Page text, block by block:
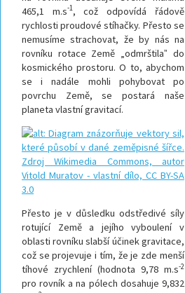
465,1 m.s-1, což odpovídá řádově
rychlosti proudové stíhačky. Přesto se
nemusíme strachovat, že by nás na
rovníku rotace Země „odmrštilaˮ do
kosmického prostoru. O to, abychom
se i nadále mohli pohybovat po
povrchu Země, se postará naše
planeta vlastní gravitací.
Přesto je v důsledku odstředivé síly
rotující Země a jejího vyboulení v
oblasti rovníku slabší účinek gravitace,
což se projevuje i tím, že je zde menší
tíhové zrychlení (hodnota 9,78 m.s-2
pro rovník a na pólech dosahuje 9,832